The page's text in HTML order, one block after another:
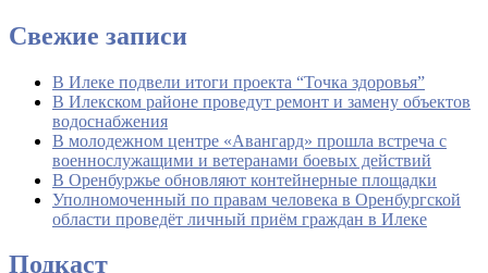
Свежие записи
В Илеке подвели итоги проекта “Точка здоровья”
В Илекском районе проведут ремонт и замену объектов
водоснабжения
В молодежном центре «Авангард» прошла встреча с
военнослужащими и ветеранами боевых действий
В Оренбуржье обновляют контейнерные площадки
Уполномоченный по правам человека в Оренбургской
области проведёт личный приём граждан в Илеке
Подкаст